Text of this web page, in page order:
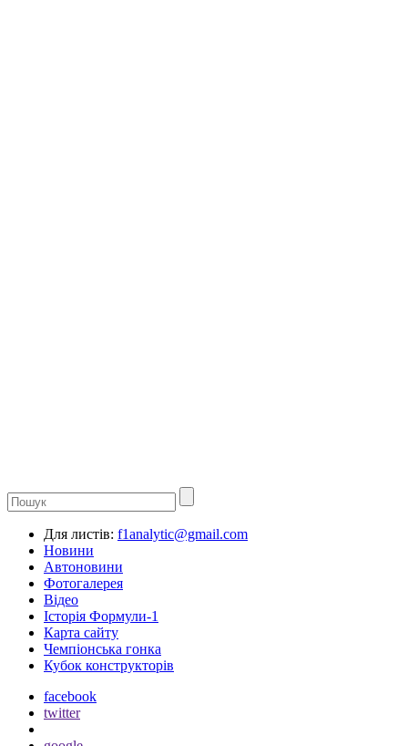
Для листів: f1analytic@gmail.com
Новини
Автоновини
Фотогалерея
Відео
Історія Формули-1
Карта сайту
Чемпіонська гонка
Кубок конструкторів
facebook
twitter